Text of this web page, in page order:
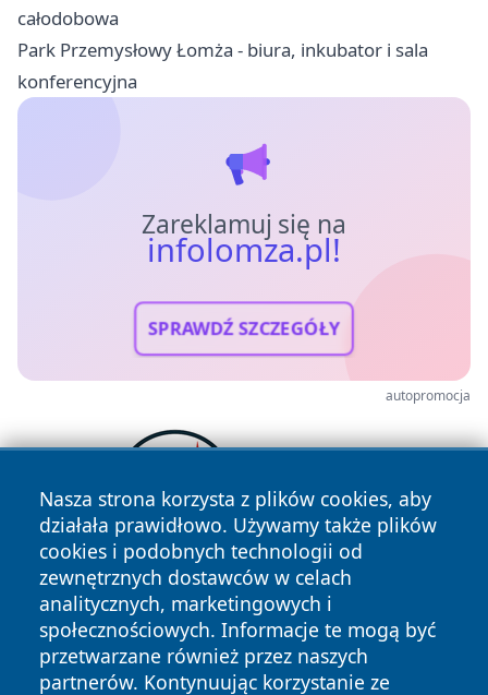
całodobowa
Park Przemysłowy Łomża - biura, inkubator i sala
konferencyjna
Zareklamuj się na
infolomza.pl!
SPRAWDŹ SZCZEGÓŁY
autopromocja
Nasza strona korzysta z plików cookies, aby
działała prawidłowo. Używamy także plików
cookies i podobnych technologii od
zewnętrznych dostawców w celach
analitycznych, marketingowych i
społecznościowych. Informacje te mogą być
przetwarzane również przez naszych
partnerów. Kontynuując korzystanie ze